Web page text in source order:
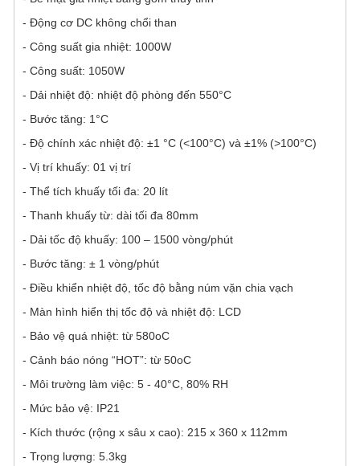
- Động cơ DC không chổi than
- Công suất gia nhiệt: 1000W
- Công suất: 1050W
- Dải nhiệt độ: nhiệt độ phòng đến 550°C
- Bước tăng: 1°C
- Độ chính xác nhiệt độ: ±1 °C (<100°C) và ±1% (>100°C)
- Vị trí khuấy: 01 vị trí
- Thể tích khuấy tối đa: 20 lít
- Thanh khuấy từ: dài tối đa 80mm
- Dải tốc độ khuấy: 100 – 1500 vòng/phút
- Bước tăng: ± 1 vòng/phút
- Điều khiển nhiệt độ, tốc độ bằng núm vặn chia vạch
- Màn hình hiển thị tốc độ và nhiệt độ: LCD
- Bảo vệ quá nhiệt: từ 580oC
- Cảnh báo nóng “HOT”: từ 50oC
- Môi trường làm việc: 5 - 40°C, 80% RH
- Mức bảo vệ: IP21
- Kích thước (rộng x sâu x cao): 215 x 360 x 112mm
- Trọng lượng: 5.3kg